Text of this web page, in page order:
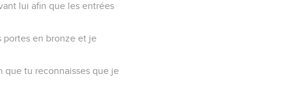
lui afin que les entrées
portes en bronze et je
que tu reconnaisses que je